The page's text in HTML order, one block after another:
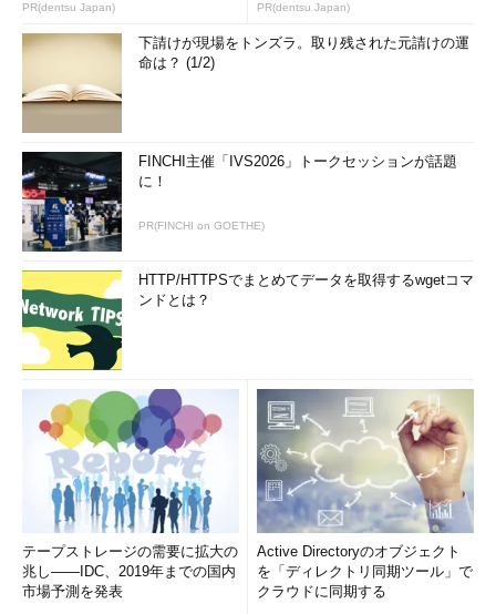
かりしているデータを破損してしまうといった致命的な障害など
検討するべき事柄はたくさんあります。とはいえ、外部の顧客に
対してサービスを提供している場合には、契約時に障害時の保証
出するのは比較的楽かもしれません。
一番問題なのは、
を与えてしまった場合です。例えばウイルスに感染したことに気
付かずに、自分たちのシステムからほかのシステムを攻撃してし
まうなど想定できる状況はいろいろあります。最悪の場合には、
損害賠償を請求されてしまうこともあります。しかし、ある程度
以上の規模のシステムでなければ、実際にここまで検討すること
はほとんどといっていいほどありません。ただし、このようなケ
せん。
掛けられる費用はいくらまで？
システムから得られる利益とダウンによって発生する損失を検
討したら、次にそのシステムに掛けられる維持コストを検討しま
す。システムの維持コストの原則は「そのシステムから得られる
利益を超えない」です。システムがダウンすることによって発生
する損失が大きい場合には、一時的に障害対応で管理コストが利
PR(dentsu Japan) PR(dentsu Japan)
下請けが現場をトンズラ。取り残された元請けの運
命は？ (1/2)
FINCHI主催「IVS2026」トークセッションが話題
に！
PR(FINCHI on GOETHE)
HTTP/HTTPSでまとめてデータを取得するwgetコマ
ンドとは？
テープストレージの需要に拡大の
兆し――IDC、2019年までの国内
市場予測を発表
Active Directoryのオブジェクト
を「ディレクトリ同期ツール」で
クラウドに同期する